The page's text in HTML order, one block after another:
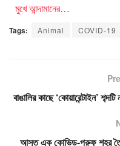
মুখে আন্দামানের…
Tags: Animal COVID-19
বাঙালির কাছে ‘কোয়ারেন্টাইন’
আস্ত এক কোভিড-প্রুফ শহর